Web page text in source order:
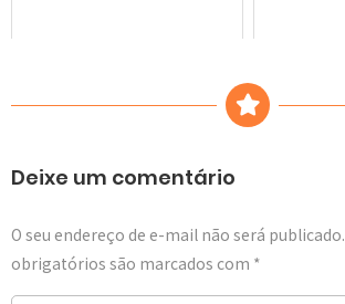
Deixe um comentário
O seu endereço de e-mail não será publicado.
obrigatórios são marcados com *